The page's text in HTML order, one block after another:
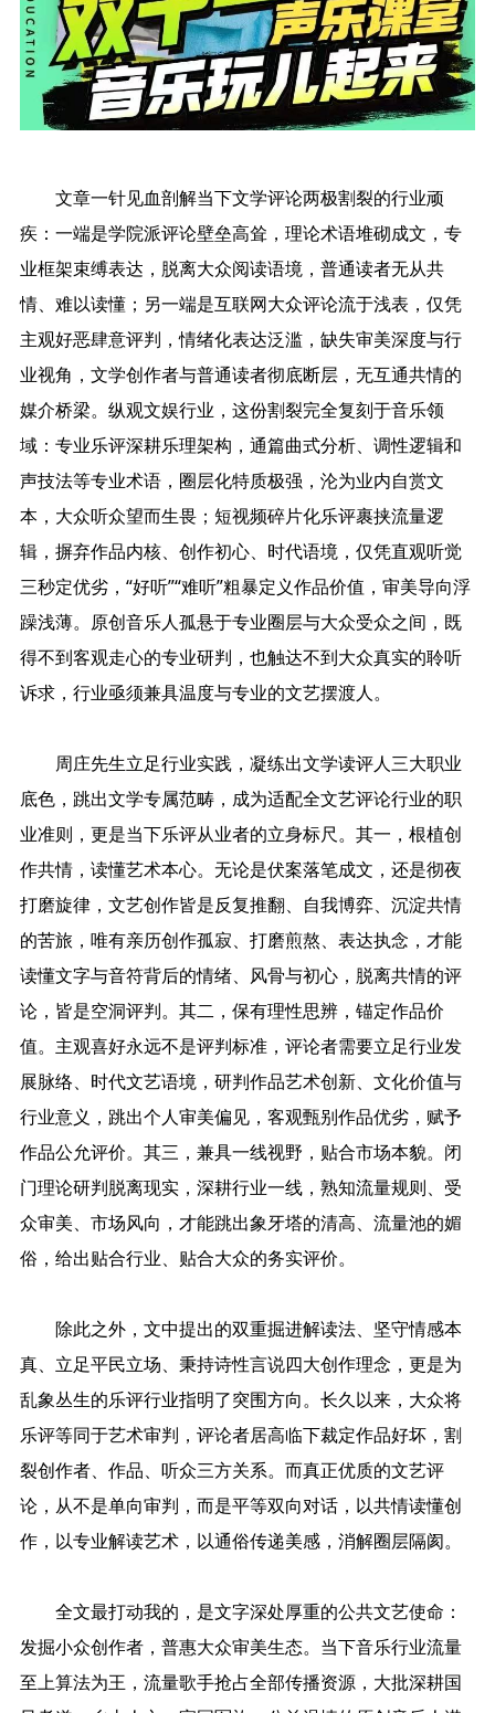
文章一针见血剖解当下文学评论两极割裂的行业顽
疾：一端是学院派评论壁垒高耸，理论术语堆砌成文，专
业框架束缚表达，脱离大众阅读语境，普通读者无从共
情、难以读懂；另一端是互联网大众评论流于浅表，仅凭
主观好恶肆意评判，情绪化表达泛滥，缺失审美深度与行
业视角，文学创作者与普通读者彻底断层，无互通共情的
媒介桥梁。纵观文娱行业，这份割裂完全复刻于音乐领
域：专业乐评深耕乐理架构，通篇曲式分析、调性逻辑和
声技法等专业术语，圈层化特质极强，沦为业内自赏文
本，大众听众望而生畏；短视频碎片化乐评裹挟流量逻
辑，摒弃作品内核、创作初心、时代语境，仅凭直观听觉
三秒定优劣，“好听”“难听”粗暴定义作品价值，审美导向浮
躁浅薄。原创音乐人孤悬于专业圈层与大众受众之间，既
得不到客观走心的专业研判，也触达不到大众真实的聆听
诉求，行业亟须兼具温度与专业的文艺摆渡人。
周庄先生立足行业实践，凝练出文学读评人三大职业
底色，跳出文学专属范畴，成为适配全文艺评论行业的职
业准则，更是当下乐评从业者的立身标尺。其一，根植创
作共情，读懂艺术本心。无论是伏案落笔成文，还是彻夜
打磨旋律，文艺创作皆是反复推翻、自我博弈、沉淀共情
的苦旅，唯有亲历创作孤寂、打磨煎熬、表达执念，才能
读懂文字与音符背后的情绪、风骨与初心，脱离共情的评
论，皆是空洞评判。其二，保有理性思辨，锚定作品价
值。主观喜好永远不是评判标准，评论者需要立足行业发
展脉络、时代文艺语境，研判作品艺术创新、文化价值与
行业意义，跳出个人审美偏见，客观甄别作品优劣，赋予
作品公允评价。其三，兼具一线视野，贴合市场本貌。闭
门理论研判脱离现实，深耕行业一线，熟知流量规则、受
众审美、市场风向，才能跳出象牙塔的清高、流量池的媚
俗，给出贴合行业、贴合大众的务实评价。
除此之外，文中提出的双重掘进解读法、坚守情感本
真、立足平民立场、秉持诗性言说四大创作理念，更是为
乱象丛生的乐评行业指明了突围方向。长久以来，大众将
乐评等同于艺术审判，评论者居高临下裁定作品好坏，割
裂创作者、作品、听众三方关系。而真正优质的文艺评
论，从不是单向审判，而是平等双向对话，以共情读懂创
作，以专业解读艺术，以通俗传递美感，消解圈层隔阂。
全文最打动我的，是文字深处厚重的公共文艺使命：
发掘小众创作者，普惠大众审美生态。当下音乐行业流量
至上算法为王，流量歌手抢占全部传播资源，大批深耕国